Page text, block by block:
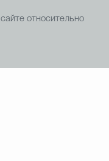
относительно